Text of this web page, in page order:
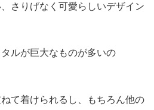
さりげなく可愛らしいデザイン
ルが巨大なものが多いの
て着けられるし、もちろん他の